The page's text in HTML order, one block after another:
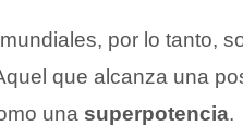
por lo tanto,
que alcanza una
una superpotencia.